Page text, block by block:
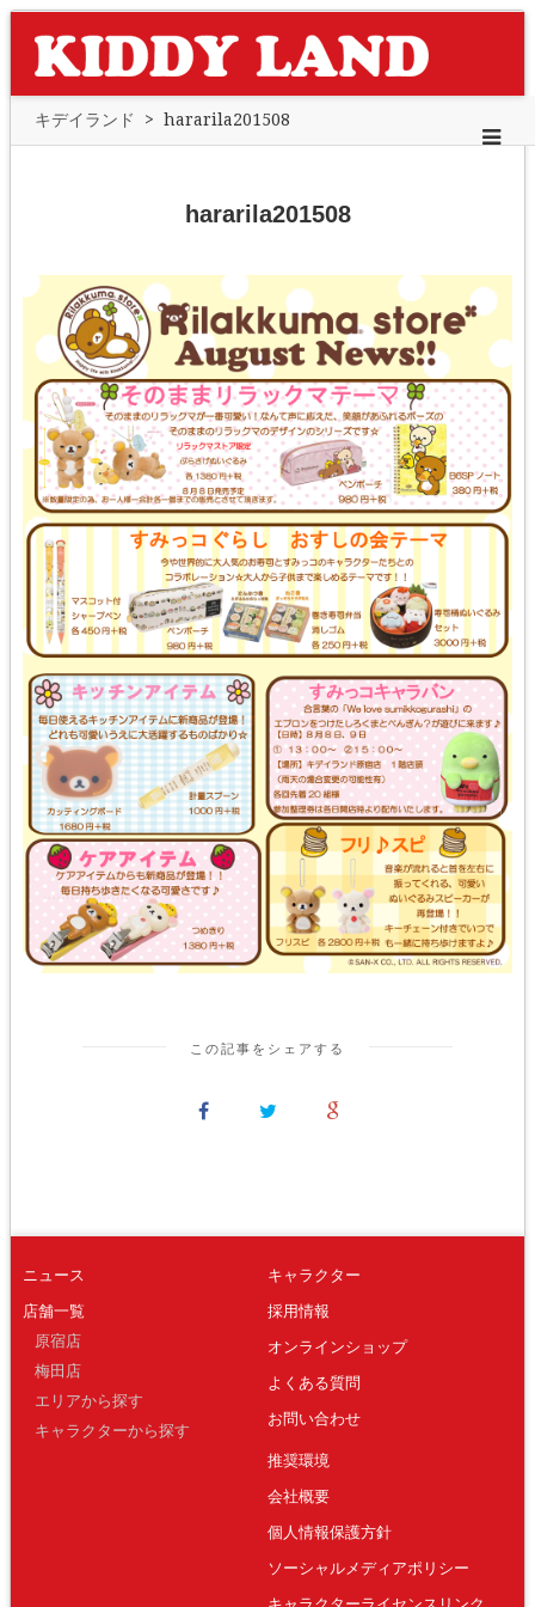
キデイランド > hararila201508
hararila201508
この記事をシェアする
ニュース
店舗一覧
原宿店
梅田店
エリアから探す
キャラクターから探す
キャラクター
採用情報
オンラインショップ
よくある質問
お問い合わせ
推奨環境
会社概要
個人情報保護方針
ソーシャルメディアポリシー